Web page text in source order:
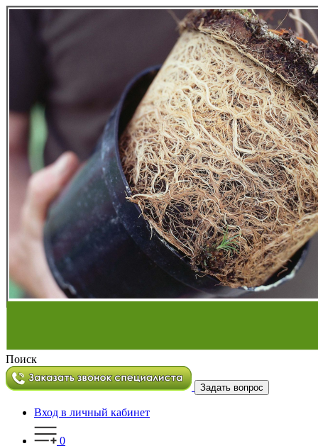
Поиск
Задать вопрос
Вход в личный кабинет
0